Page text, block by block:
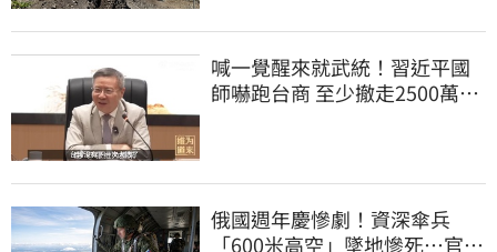
喊一覺醒來就武統！習近平國
師嚇跑台商 至少撤走2500萬份
俄國週年慶慘劇！資深傘兵
「600米高空」墜地慘死…官方